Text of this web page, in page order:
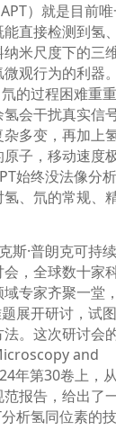
APT）就是目前
直接检测到氢
米尺度下的三
观行为的利器
的过程困难重重
会干扰真实信
多变，再加上
子，移动速度
始终没法像分
、氘的常规、
斯·普朗克可持
，全球数十家
专家齐聚一堂
展开研讨，试
。这次研讨会
and
年第30卷上，
报告，给出了
分析氢同位素的